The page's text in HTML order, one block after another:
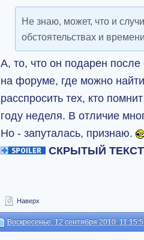
Не знаю, может, что и
обстоятельствах и
А, то, что он подарен
на форуме, где можно
расспросить тех, кто
году неделя. В отличие
Но - запуталась, признаю.
СКРЫТЫЙ ТЕКСТ
Наверх
Воскресенье, 12 сентября 2010,